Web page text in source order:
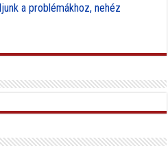
a problémákhoz, nehéz